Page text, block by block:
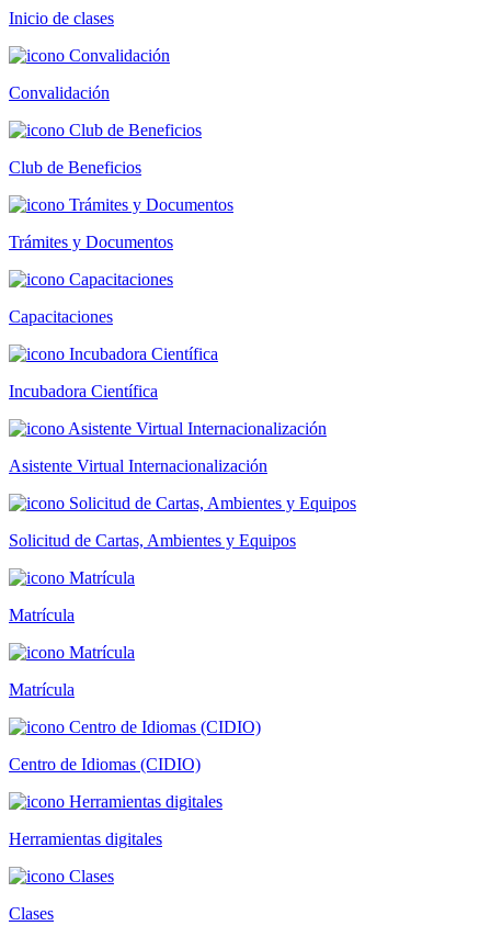
Inicio de clases
Convalidación
Club de Beneficios
Trámites y Documentos
Capacitaciones
Incubadora Científica
Asistente Virtual Internacionalización
Solicitud de Cartas, Ambientes y Equipos
Matrícula
Matrícula
Centro de Idiomas (CIDIO)
Herramientas digitales
Clases